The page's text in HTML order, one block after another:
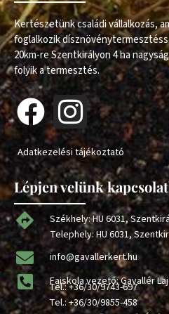
Kertészetünk családi vállalkozás,
foglalkozik
20km-re Szentkirályon 4 ha
folyik a termesztés.
Adatkezelési tájékoztató
Lépjen velünk
Székhely: HU 6031,
Telephely: HU 6031,
info@gavallerkert.hu
Faiskola vezető: Gavallér
Tel.:+36/30/9743-697
Tel.:+36/30/9855-458